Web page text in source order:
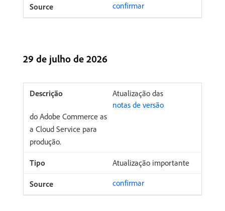
confirmar
29 de julho de 2026
Atualização das
notas de versão
do Adobe Commerce as
a Cloud Service para
produção.
Atualização importante
confirmar